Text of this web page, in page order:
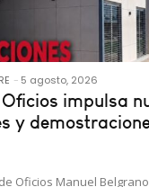
- 5 agosto, 2026
impulsa
y
Oficios Manuel Belgrano